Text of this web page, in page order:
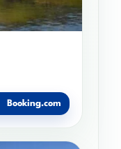
Booking.com